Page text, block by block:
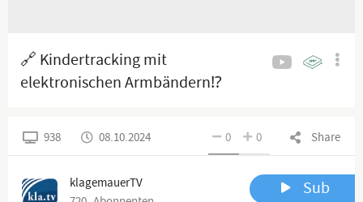
🔗 Kindertracking mit
elektronischen Armbändern⁉️
Share
0 0
938 08.10.2024
klagemauerTV
Sub